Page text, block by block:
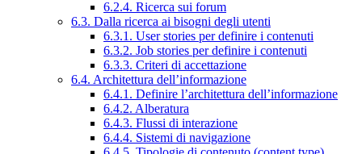
6.2.4. Ricerca sui forum
6.3. Dalla ricerca ai bisogni degli utenti
6.3.1. User stories per definire i contenuti
6.3.2. Job stories per definire i contenuti
6.3.3. Criteri di accettazione
6.4. Architettura dell’informazione
6.4.1. Definire l’architettura dell’informazione
6.4.2. Alberatura
6.4.3. Flussi di interazione
6.4.4. Sistemi di navigazione